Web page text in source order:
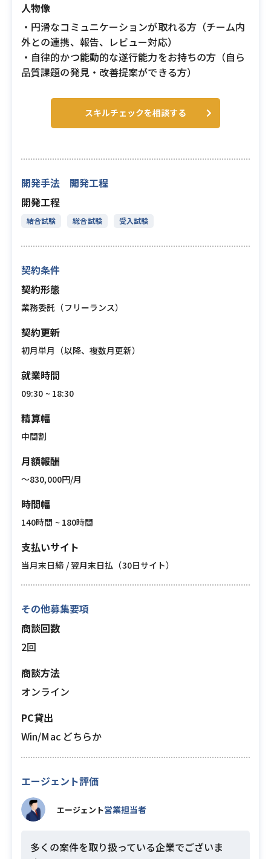
人物像
・円滑なコミュニケーションが取れる方（チーム内
外との連携、報告、レビュー対応）
・自律的かつ能動的な遂行能力をお持ちの方（自ら
品質課題の発見・改善提案ができる方）
スキルチェックを相談する
開発手法 開発工程
開発工程
結合試験 総合試験 受入試験
契約条件
契約形態
業務委託（フリーランス）
契約更新
初月単月（以降、複数月更新）
就業時間
09:30 ~ 18:30
精算幅
中間割
月額報酬
〜830,000円/月
時間幅
140時間 ~ 180時間
支払いサイト
当月末日締 / 翌月末日払（30日サイト）
その他募集要項
商談回数
2回
商談方法
オンライン
PC貸出
Win/Mac どちらか
エージェント評価
エージェント営業担当者
多くの案件を取り扱っている企業でございま